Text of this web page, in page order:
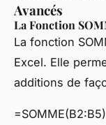
Avancés
La Fonction
La fonction
Excel. Elle
additions de
=SOMME(B2:B5)